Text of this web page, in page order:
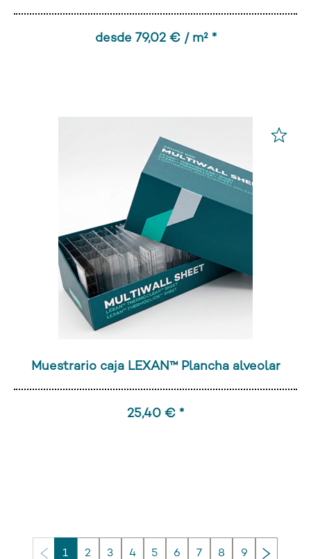
desde 79,02 € / m² *
Muestrario caja LEXAN™ Plancha alveolar
25,40 € *
1 2 3 4 5 6 7 8 9